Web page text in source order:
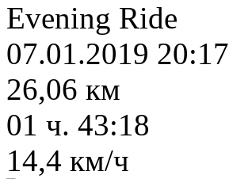
Evening Ride
07.01.2019 20:17
26,06 км
01 ч. 43:18
14,4 км/ч